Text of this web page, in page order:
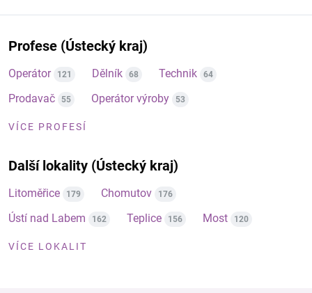
Profese (Ústecký kraj)
Operátor 121 Dělník 68 Technik 64
Prodavač 55 Operátor výroby 53
VÍCE PROFESÍ
Další lokality (Ústecký kraj)
Litoměřice 179 Chomutov 176
Ústí nad Labem 162 Teplice 156 Most 120
VÍCE LOKALIT